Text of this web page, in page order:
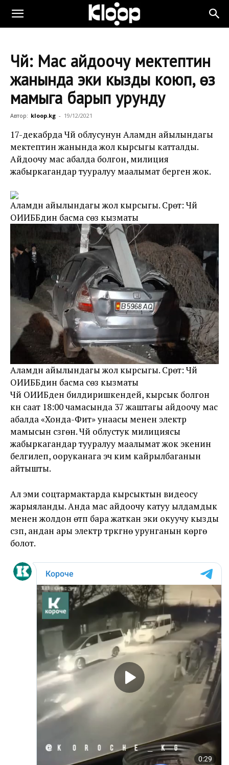
Чүй: Мас айдоочу мектептин
жанында эки кызды коюп, өзү
мамыга барып урунду
Автор: kloop.kg - 19/12/2021
17-декабрда Чүй облусунун Аламүдүн айылындагы
мектептин жанында жол кырсыгы катталды.
Айдоочу мас абалда болгон, милиция
жабыркагандар тууралуу маалымат берген жок.
Аламүдүн айылындагы жол кырсыгы. Сүрөт: Чүй
ОИИББдин басма сөз кызматы
Аламүдүн айылындагы жол кырсыгы. Сүрөт: Чүй
ОИИББдин басма сөз кызматы
Чүй ОИИБден билдиришкендей, кырсык болгон
күнү саат 18:00 чамасында 37 жаштагы айдоочу мас
абалда «Хонда-Фит» унаасы менен электр
мамысын сүзгөн. Чүй облустук милициясы
жабыркагандар тууралуу маалымат жок экенин
белгилеп, ооруканага эч ким кайрылбаганын
айтышты.
Ал эми соцтармактарда кырсыктын видеосу
жарыяланды. Анда мас айдоочу катуу ылдамдык
менен жолдон өтүп бара жаткан эки окуучу кызды
сүзүп, андан ары электр түркүгүнө урунганын көрүүгө
болот.